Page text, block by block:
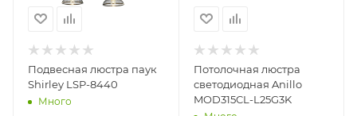
Подвесная люстра паук
Shirley LSP-8440
Много
Потолочная люстра
светодиодная Anillo
MOD315CL-L25G3K